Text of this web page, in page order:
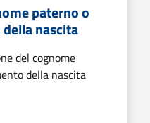
paterno o
nascita
del cognome
della nascita